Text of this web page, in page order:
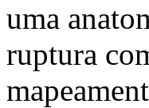
uma
ruptura